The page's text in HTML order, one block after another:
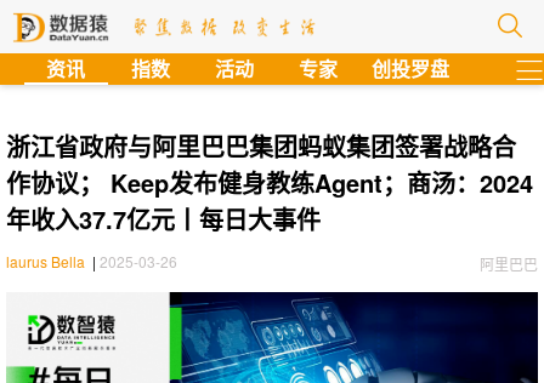
资讯 指数 活动 专家 创投罗盘
浙江省政府与阿里巴巴集团蚂蚁集团签署战略合
作协议； Keep发布健身教练Agent；商汤：2024
年收入37.7亿元丨每日大事件
阿里巴巴
laurus Bella | 2025-03-26